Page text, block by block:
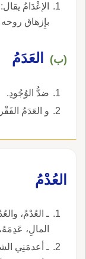
الإعْدَامُ
بإِزهاق
(ب) العَدَمُ
ضدُّ الوُجُودِ.
و العَدَمُ
العُدْمُ
ـ العُدْمُ،
المالِ،
ـ أعدمَنِي